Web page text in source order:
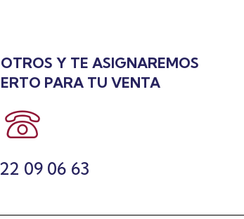
Y TE ASIGNAREMOS
PARA TU VENTA
09 06 63